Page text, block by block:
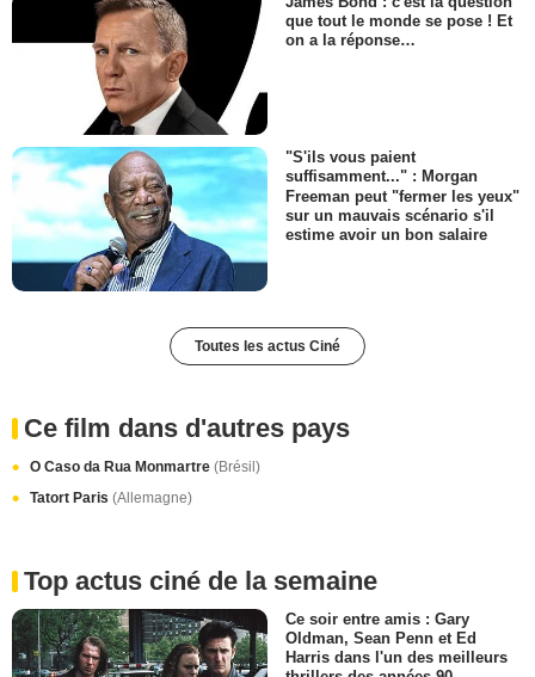
que tout le monde se pose ! Et
on a la réponse…
"S'ils vous paient
suffisamment..." : Morgan
Freeman peut "fermer les yeux"
sur un mauvais scénario s'il
estime avoir un bon salaire
Toutes les actus Ciné
Ce film dans d'autres pays
O Caso da Rua Monmartre (Brésil)
Tatort Paris (Allemagne)
Top actus ciné de la semaine
Ce soir entre amis : Gary
Oldman, Sean Penn et Ed
Harris dans l'un des meilleurs